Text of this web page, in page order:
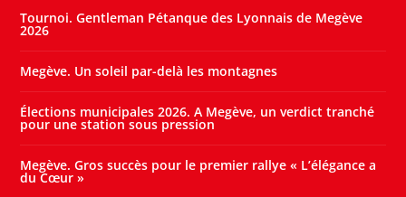
Tournoi. Gentleman Pétanque des Lyonnais de Megève
2026
Megève. Un soleil par-delà les montagnes
Élections municipales 2026. A Megève, un verdict tranché
pour une station sous pression
Megève. Gros succès pour le premier rallye « L’élégance a
du Cœur »